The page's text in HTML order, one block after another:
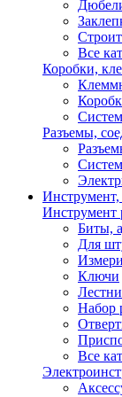
Все
Коробки,
Разъемы,
Инструмент
Биты,
Для
Ключи
Набор
Все